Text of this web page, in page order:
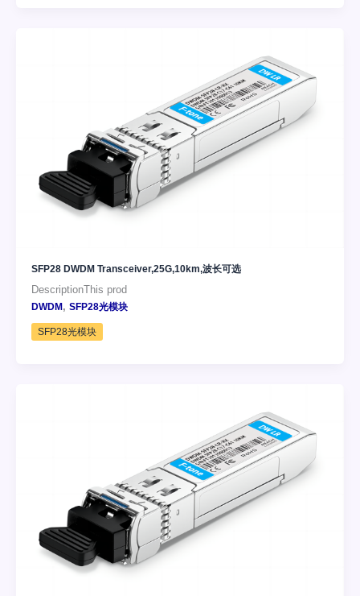
SFP28 DWDM Transceiver,25G,10km,波长可选
DescriptionThis prod
DWDM, SFP28光模块
SFP28光模块